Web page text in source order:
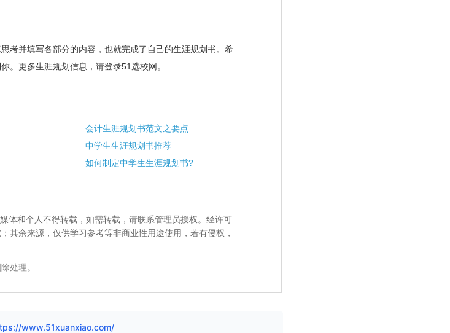
考并填写各部分的内容，也就完成了自己的生涯规划书。希
。更多生涯规划信息，请登录51选校网。
会计生涯规划书范文之要点
中学生生涯规划书推荐
如何制定中学生生涯规划书?
体和个人不得转载，如需转载，请联系管理员授权。经许可
其余来源，仅供学习参考等非商业性用途使用，若有侵权，
处理。
www.51xuanxiao.com/